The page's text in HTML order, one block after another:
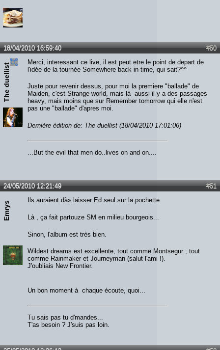
#50
18/04/2010 16:59:40
The duellist
Merci, interessant ce live, il est peut etre le point de depart de
l'idée de la tournée Somewhere back in time, qui sait?^^
Juste pour revenir dessus, pour moi la premiere "ballade" de
Maiden, c'est Strange world, mais là aussi il y a des passages
heavy, mais moins que sur Remember tomorrow qui elle n'est
pas une "ballade" d'apres moi.
Dernière édition de: The duellist (18/04/2010 17:01:06)
...But the evil that men do..lives on and on....
#51
24/05/2010 12:21:49
Emrys
Ils auraient dà» laisser Ed seul sur la pochette.
Là , ça fait partouze SM en milieu bourgeois...
Sinon, l'album est très bien.
Wildest dreams est excellente, tout comme Montsegur ; tout
comme Rainmaker et Journeyman (salut l'ami !).
J'oubliais New Frontier.
Un bon moment à chaque écoute, quoi...
Tu sais pas tu d'mandes...
T'as besoin ? J'suis pas loin.